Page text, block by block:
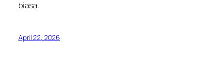
biasa.
April 22, 2026